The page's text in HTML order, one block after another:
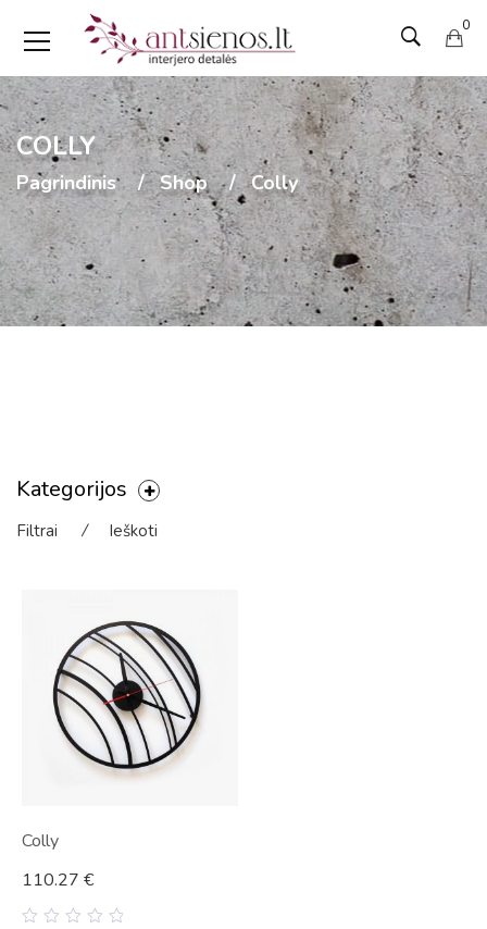
0
COLLY
Pagrindinis Shop Colly
Kategorijos
Filtrai ⁄ Ieškoti
Colly
110.27 €